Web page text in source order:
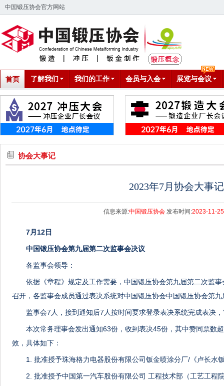
中国锻压协会官方网站
首页 了解我们 我们的工作 会员与入会 展览与会议
协会大事记
2023年7月协会大事记
信息来源:中国锻压协会 发布时间:2023-11-
7月12日
中国锻压协会第九届第二次监事会决议
各监事会领导：
依据《章程》规定及工作需要，中国锻压协会第九届第二次监
召开，各监事会成员通过表决系统对中国锻压协会中国锻压协会第
监事会7人，接到通知后7人按时间要求登录表决系统完成表决
本次常务理事会发出通知63份，收到表决45份，其中赞同票数
效，具体如下：
1. 批准授予珠海格力电器股份有限公司钣金喷涂分厂/《卢长水
2. 批准授予中国第一汽车股份有限公司 工程技术部（工艺工程